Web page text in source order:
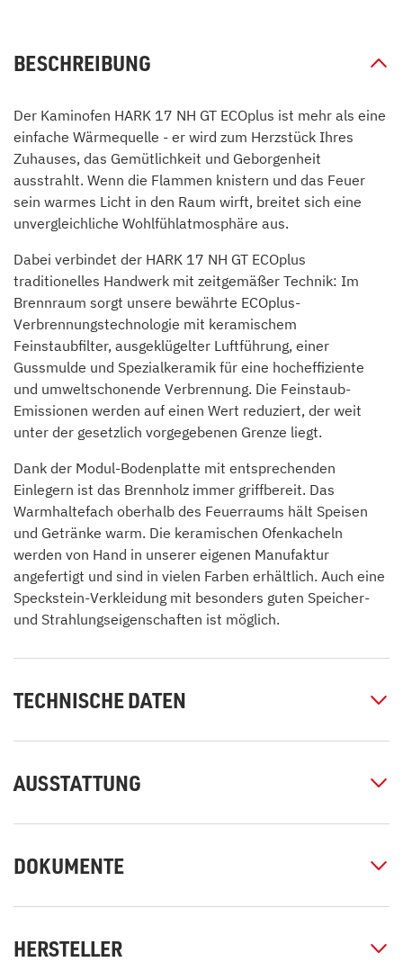
BESCHREIBUNG
Der Kaminofen HARK 17 NH GT ECOplus ist mehr als eine
einfache Wärmequelle - er wird zum Herzstück Ihres
Zuhauses, das Gemütlichkeit und Geborgenheit
ausstrahlt. Wenn die Flammen knistern und das Feuer
sein warmes Licht in den Raum wirft, breitet sich eine
unvergleichliche Wohlfühlatmosphäre aus.
Dabei verbindet der HARK 17 NH GT ECOplus
traditionelles Handwerk mit zeitgemäßer Technik: Im
Brennraum sorgt unsere bewährte ECOplus-
Verbrennungstechnologie mit keramischem
Feinstaubfilter, ausgeklügelter Luftführung, einer
Gussmulde und Spezialkeramik für eine hocheffiziente
und umweltschonende Verbrennung. Die Feinstaub-
Emissionen werden auf einen Wert reduziert, der weit
unter der gesetzlich vorgegebenen Grenze liegt.
Dank der Modul-Bodenplatte mit entsprechenden
Einlegern ist das Brennholz immer griffbereit. Das
Warmhaltefach oberhalb des Feuerraums hält Speisen
und Getränke warm. Die keramischen Ofenkacheln
werden von Hand in unserer eigenen Manufaktur
angefertigt und sind in vielen Farben erhältlich. Auch eine
Speckstein-Verkleidung mit besonders guten Speicher-
und Strahlungseigenschaften ist möglich.
TECHNISCHE DATEN
AUSSTATTUNG
DOKUMENTE
HERSTELLER